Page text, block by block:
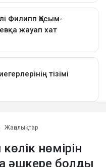
Жаңалықтар
нөмірін
әшкере болды